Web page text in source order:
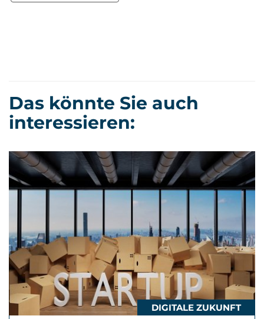
Das könnte Sie auch
interessieren:
DIGITALE ZUKUNFT